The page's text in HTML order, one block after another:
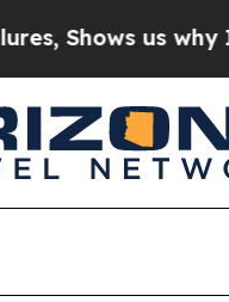
Investigative